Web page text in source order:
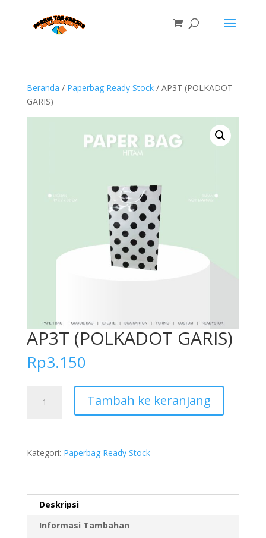
Beranda / Paperbag Ready Stock/ AP3T (POLKADOT
GARIS)
AP3T (POLKADOT GARIS)
Rp3.150
AP3T
Tambah ke keranjang
Kategori: Paperbag Ready Stock
Deskripsi
Informasi Tambahan